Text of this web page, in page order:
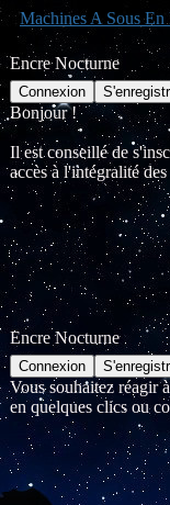
Machines A Sous
Encre Nocturne
Bonjour !
Il est conseillé de
accès à l'intégralité
Encre Nocturne
Vous souhaitez réagir
en quelques clics ou